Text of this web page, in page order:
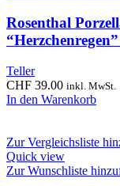
Rosenthal
Teller
CHF 39.00 inkl. MwSt.
In den Warenkorb
Zur Vergleichsliste
Quick view
Zur Wunschliste